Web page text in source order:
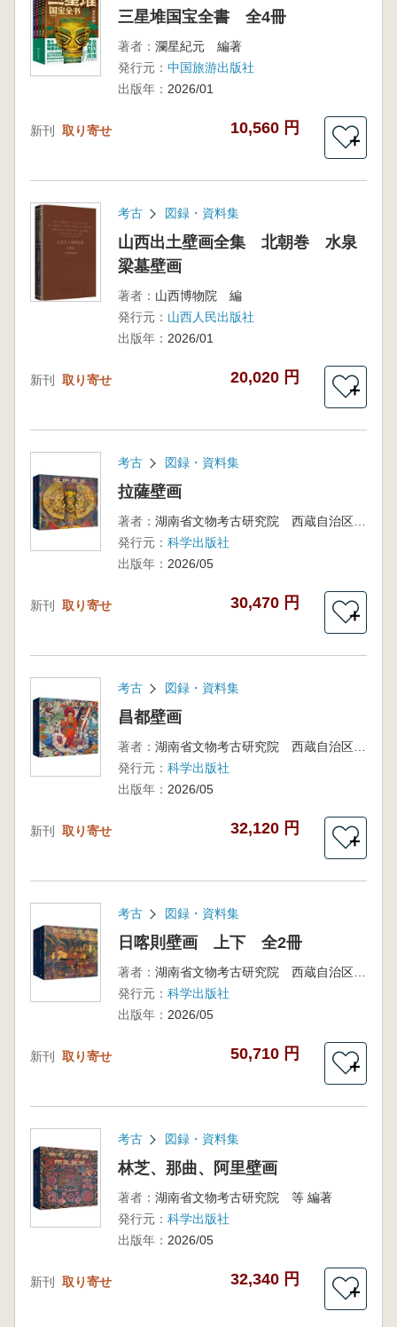
三星堆国宝全書 全4冊
著者： 瀾星紀元 編著
発行元： 中国旅游出版社
出版年： 2026/01
新刊 取り寄せ 10,560 円
＋
考古 図録・資料集
山西出土壁画全集 北朝巻 水泉
梁墓壁画
著者： 山西博物院 編
発行元： 山西人民出版社
出版年： 2026/01
新刊 取り寄せ 20,020 円
＋
考古 図録・資料集
拉薩壁画
著者：
湖南省文物考古研究院 西蔵自治区文物保護研究所 西蔵自治区拉薩市文物局
発行元： 科学出版社
出版年： 2026/05
新刊 取り寄せ 30,470 円
＋
考古 図録・資料集
昌都壁画
著者：
湖南省文物考古研究院 西蔵自治区文物保護研究所 西蔵自治区昌都市文物保護研究所
発行元： 科学出版社
出版年： 2026/05
新刊 取り寄せ 32,120 円
＋
考古 図録・資料集
日喀則壁画 上下 全2冊
著者：
湖南省文物考古研究院 西蔵自治区文物保護研究所 西蔵自治区日喀則市文化局
発行元： 科学出版社
出版年： 2026/05
新刊 取り寄せ 50,710 円
＋
考古 図録・資料集
林芝、那曲、阿里壁画
著者： 湖南省文物考古研究院 等 編著
発行元： 科学出版社
出版年： 2026/05
新刊 取り寄せ 32,340 円
＋